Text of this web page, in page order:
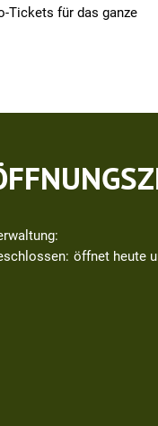
Tickets für das ganze
um weitereöffnet heute